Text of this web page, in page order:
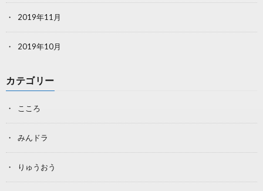
2019年11月
2019年10月
カテゴリー
こころ
みんドラ
りゅうおう